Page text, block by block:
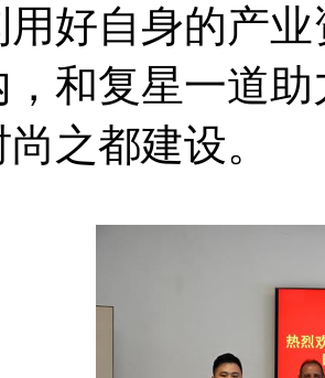
用好自身的产
，和复星一道
之都建设。